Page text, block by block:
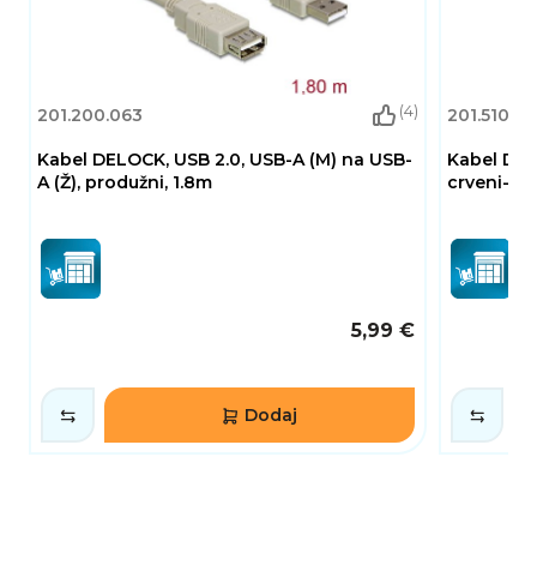
201.200.063 (4)
Kabel DELOCK, USB 2.0, USB-A (M) na USB-
A (Ž), produžni, 1.8m
5,99 €
Dodaj
Kabel
crveni-